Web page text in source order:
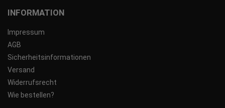
INFORMATION
Impressum
AGB
Sicherheitsinformationen
Versand
Widerrufsrecht
Wie bestellen?